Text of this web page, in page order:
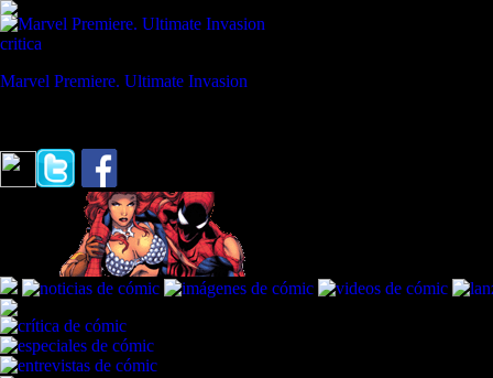
critica
Marvel Premiere. Ultimate Invasion